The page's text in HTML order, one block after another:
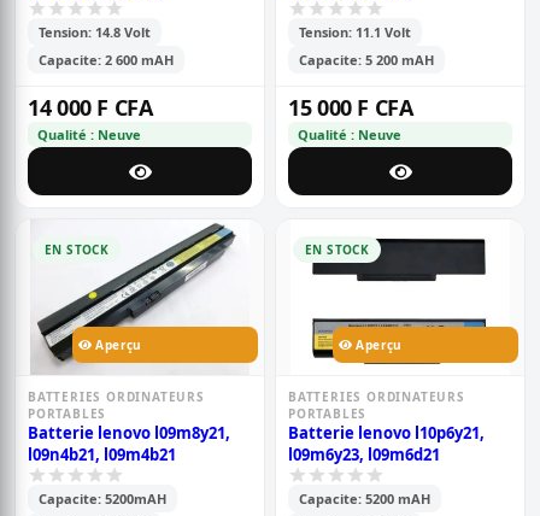
Tension: 14.8 Volt
Capacite: 2 600 mAH
14 000 F CFA
Qualité : Neuve
Tension: 11.1 Volt
Capacite: 5 200 mAH
15 000 F CFA
Qualité : Neuve
EN STOCK
Aperçu
BATTERIES ORDINATEURS
PORTABLES
Batterie lenovo l09m8y21,
l09n4b21, l09m4b21
Capacite: 5200mAH
EN STOCK
Aperçu
BATTERIES ORDINATEURS
PORTABLES
Batterie lenovo l10p6y21,
l09m6y23, l09m6d21
Capacite: 5200 mAH